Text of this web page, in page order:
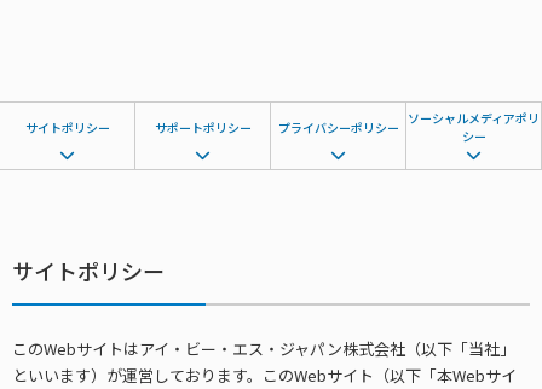
サイトポリシー サポートポリシー プライバシーポリシー ソーシャルメディアポリ
シー
サイトポリシー
このWebサイトはアイ・ビー・エス・ジャパン株式会社（以下「当社」
といいます）が運営しております。このWebサイト（以下「本Webサイ